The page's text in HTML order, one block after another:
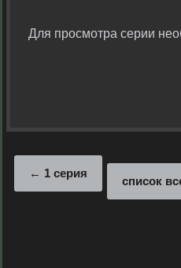
Для просмотра серии
1 серия
список